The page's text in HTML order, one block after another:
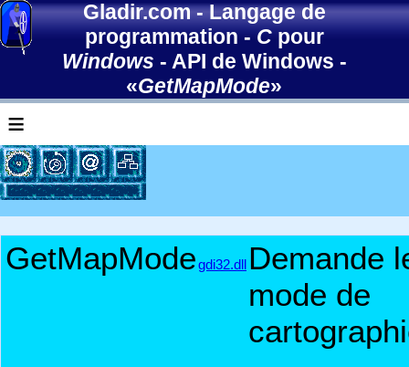
Gladir.com-Langage de
programmation-Cpour
Windows - API de Windows -
«GetMapMode»
≡
GetMapModegdi32.dll Demande
mode de